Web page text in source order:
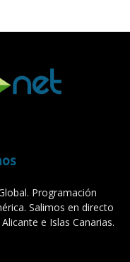
Programación
Salimos en directo
e Islas Canarias.